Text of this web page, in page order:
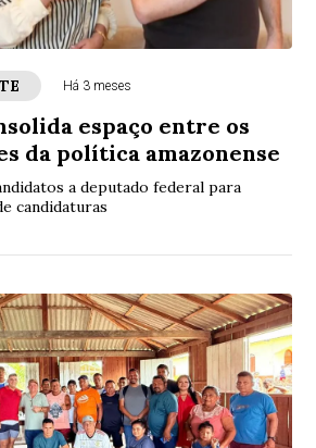
Há 3 meses
espaço entre os
da política amazonense
a deputado federal para
candidaturas